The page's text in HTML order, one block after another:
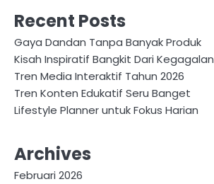
Recent Posts
Gaya Dandan Tanpa Banyak Produk
Kisah Inspiratif Bangkit Dari Kegagalan
Tren Media Interaktif Tahun 2026
Tren Konten Edukatif Seru Banget
Lifestyle Planner untuk Fokus Harian
Archives
Februari 2026